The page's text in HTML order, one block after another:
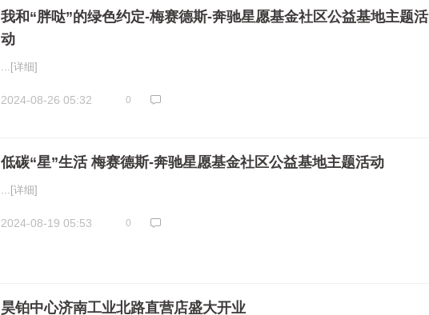
我和“胖哒”的绿色约定-梅赛德斯-奔驰星愿基金社区公益基地主题活
动
... [详细]
2024-08-26 05:32 0
低碳“星”生活 梅赛德斯-奔驰星愿基金社区公益基地主题活动
... [详细]
2024-08-19 05:53 0
昊铂中心济南工业北路直营店盛大开业